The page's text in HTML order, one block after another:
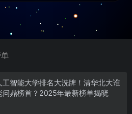
工智能大学排名大洗牌！清华北大谁
问鼎榜首？2025年最新榜单揭晓